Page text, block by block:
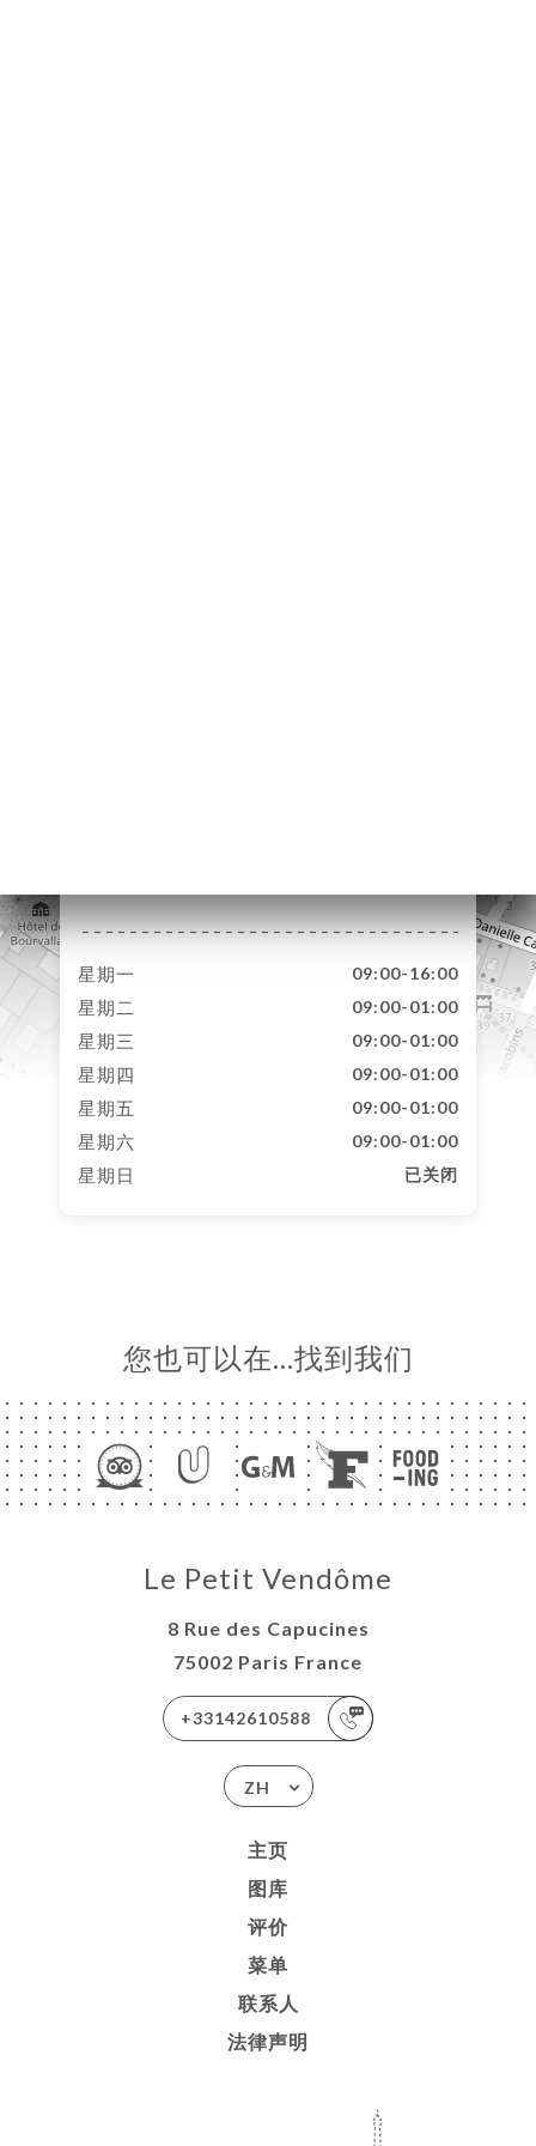
星期一 09:00-16:00
星期二 09:00-01:00
星期三 09:00-01:00
星期四 09:00-01:00
星期五 09:00-01:00
星期六 09:00-01:00
星期日 已关闭
您也可以在…找到我们
Le Petit Vendôme
8 Rue des Capucines
75002 Paris France
+33142610588
ZH
主页
图库
评价
菜单
联系人
法律声明